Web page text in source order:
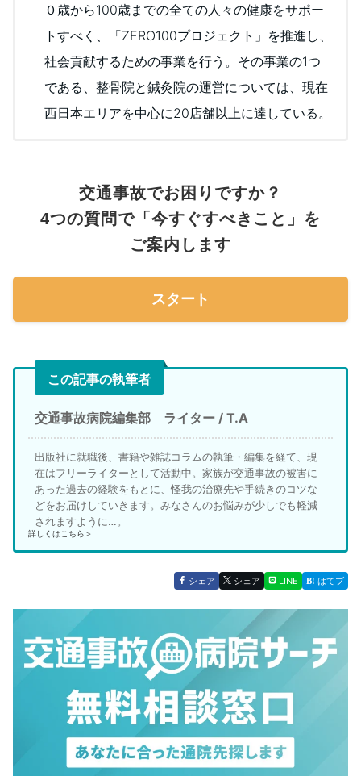
０歳から100歳までの全ての人々の健康をサポー
トすべく、「ZERO100プロジェクト」を推進し、
社会貢献するための事業を行う。その事業の1つ
である、整骨院と鍼灸院の運営については、現在
西日本エリアを中心に20店舗以上に達している。
交通事故でお困りですか？
4つの質問で「今すぐすべきこと」を
ご案内します
スタート
この記事の執筆者
交通事故病院編集部 ライター / T.A
出版社に就職後、書籍や雑誌コラムの執筆・編集を経て、現
在はフリーライターとして活動中。家族が交通事故の被害に
あった過去の経験をもとに、怪我の治療先や手続きのコツな
どをお届けしていきます。みなさんのお悩みが少しでも軽減
されますように…。
詳しくはこちら＞
シェア シェア LINE はてブ